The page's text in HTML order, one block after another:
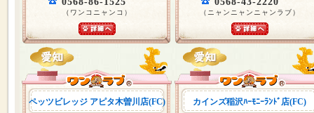
（ワンコニャンコ） （ニャンニャンニャンラブ）
ペッツビレッジ アピタ木曽川店(FC) カインズ稲沢ﾊｰﾓﾆｰﾗﾝﾄﾞ店(FC)